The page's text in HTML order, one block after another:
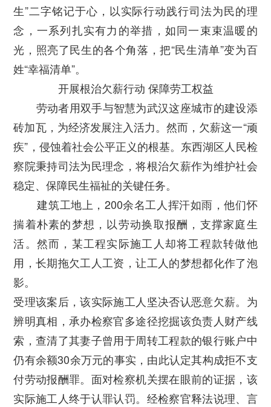
生”二字铭记于心，以实际行动践行司法为民的理
念，一系列扎实有力的举措，如同一束束温暖的
光，照亮了民生的各个角落，把“民生清单”变为百
姓“幸福清单”。
开展根治欠薪行动 保障劳工权益
劳动者用双手与智慧为武汉这座城市的建设添
砖加瓦，为经济发展注入活力。然而，欠薪这一“顽
疾”，侵蚀着社会公平正义的根基。东西湖区人民检
察院秉持司法为民理念，将根治欠薪作为维护社会
稳定、保障民生福祉的关键任务。
建筑工地上，200余名工人挥汗如雨，他们怀
揣着朴素的梦想，以劳动换取报酬，支撑家庭生
活。然而，某工程实际施工人却将工程款转做他
用，长期拖欠工人工资，让工人的梦想都化作了泡
影。
受理该案后，该实际施工人坚决否认恶意欠薪。为
辨明真相，承办检察官多途径挖掘该负责人财产线
索，查清了其妻子曾用于周转工程款的银行账户中
仍有余额30余万元的事实，由此认定其构成拒不支
付劳动报酬罪。面对检察机关摆在眼前的证据，该
实际施工人终于认罪认罚。经检察官释法说理、言